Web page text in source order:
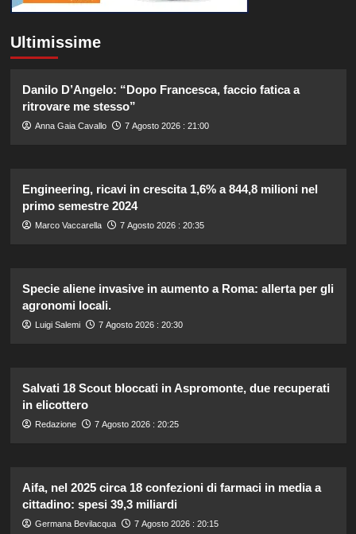
Ultimissime
Danilo D’Angelo: “Dopo Francesca, faccio fatica a
ritrovare me stesso”
Anna Gaia Cavallo 7 Agosto 2026 : 21:00
Engineering, ricavi in crescita 1,6% a 844,8 milioni nel
primo semestre 2024
Marco Vaccarella 7 Agosto 2026 : 20:35
Specie aliene invasive in aumento a Roma: allerta per gli
agronomi locali.
Luigi Salemi 7 Agosto 2026 : 20:30
Salvati 18 Scout bloccati in Aspromonte, due recuperati
in elicottero
Redazione 7 Agosto 2026 : 20:25
Aifa, nel 2025 circa 18 confezioni di farmaci in media a
cittadino: spesi 39,3 miliardi
Germana Bevilacqua 7 Agosto 2026 : 20:15